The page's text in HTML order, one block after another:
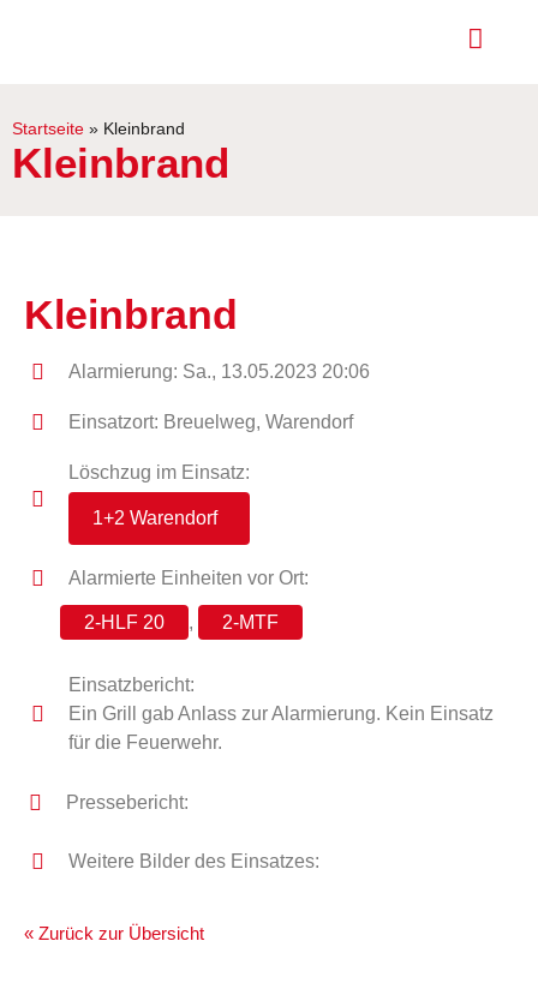
Startseite » Kleinbrand
Kleinbrand
Kleinbrand
Alarmierung: Sa., 13.05.2023 20:06
Einsatzort: Breuelweg, Warendorf
Löschzug im Einsatz:
1+2 Warendorf
Alarmierte Einheiten vor Ort:
2-HLF 20 , 2-MTF
Einsatzbericht:
Ein Grill gab Anlass zur Alarmierung. Kein Einsatz
für die Feuerwehr.
Pressebericht:
Weitere Bilder des Einsatzes:
« Zurück zur Übersicht